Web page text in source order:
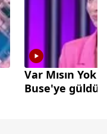
Var Mısın Yok
Buse'ye güldü